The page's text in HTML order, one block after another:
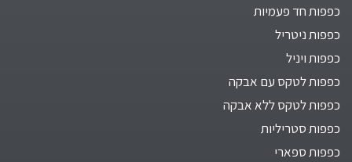
כפפות חד פעמיות
כפפות ניטריל
כפפות ויניל
כפפות לטקס עם אבקה
כפפות לטקס ללא אבקה
כפפות סטריליות
כפפות ספארי